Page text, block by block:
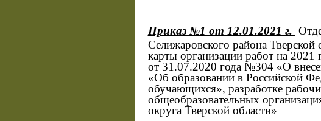
Приказ №1 от 12.01.2021 г.
Селижаровского района
карты организации работ на 2021
от 31.07.2020 года №304 «О
«Об образовании в Российской
обучающихся», разработке
общеобразовательных
округа Тверской области»